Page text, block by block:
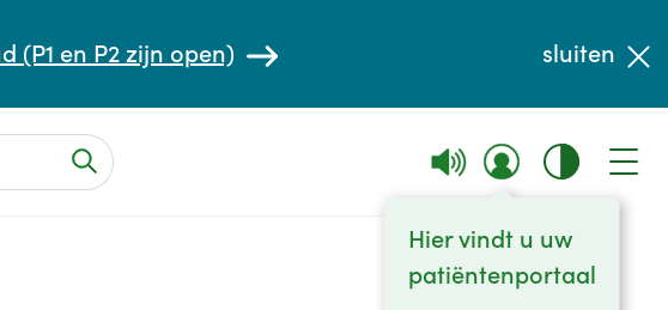
(P1 en P2 zijn open) sluiten
Hier vindt u uw
patiëntenportaal